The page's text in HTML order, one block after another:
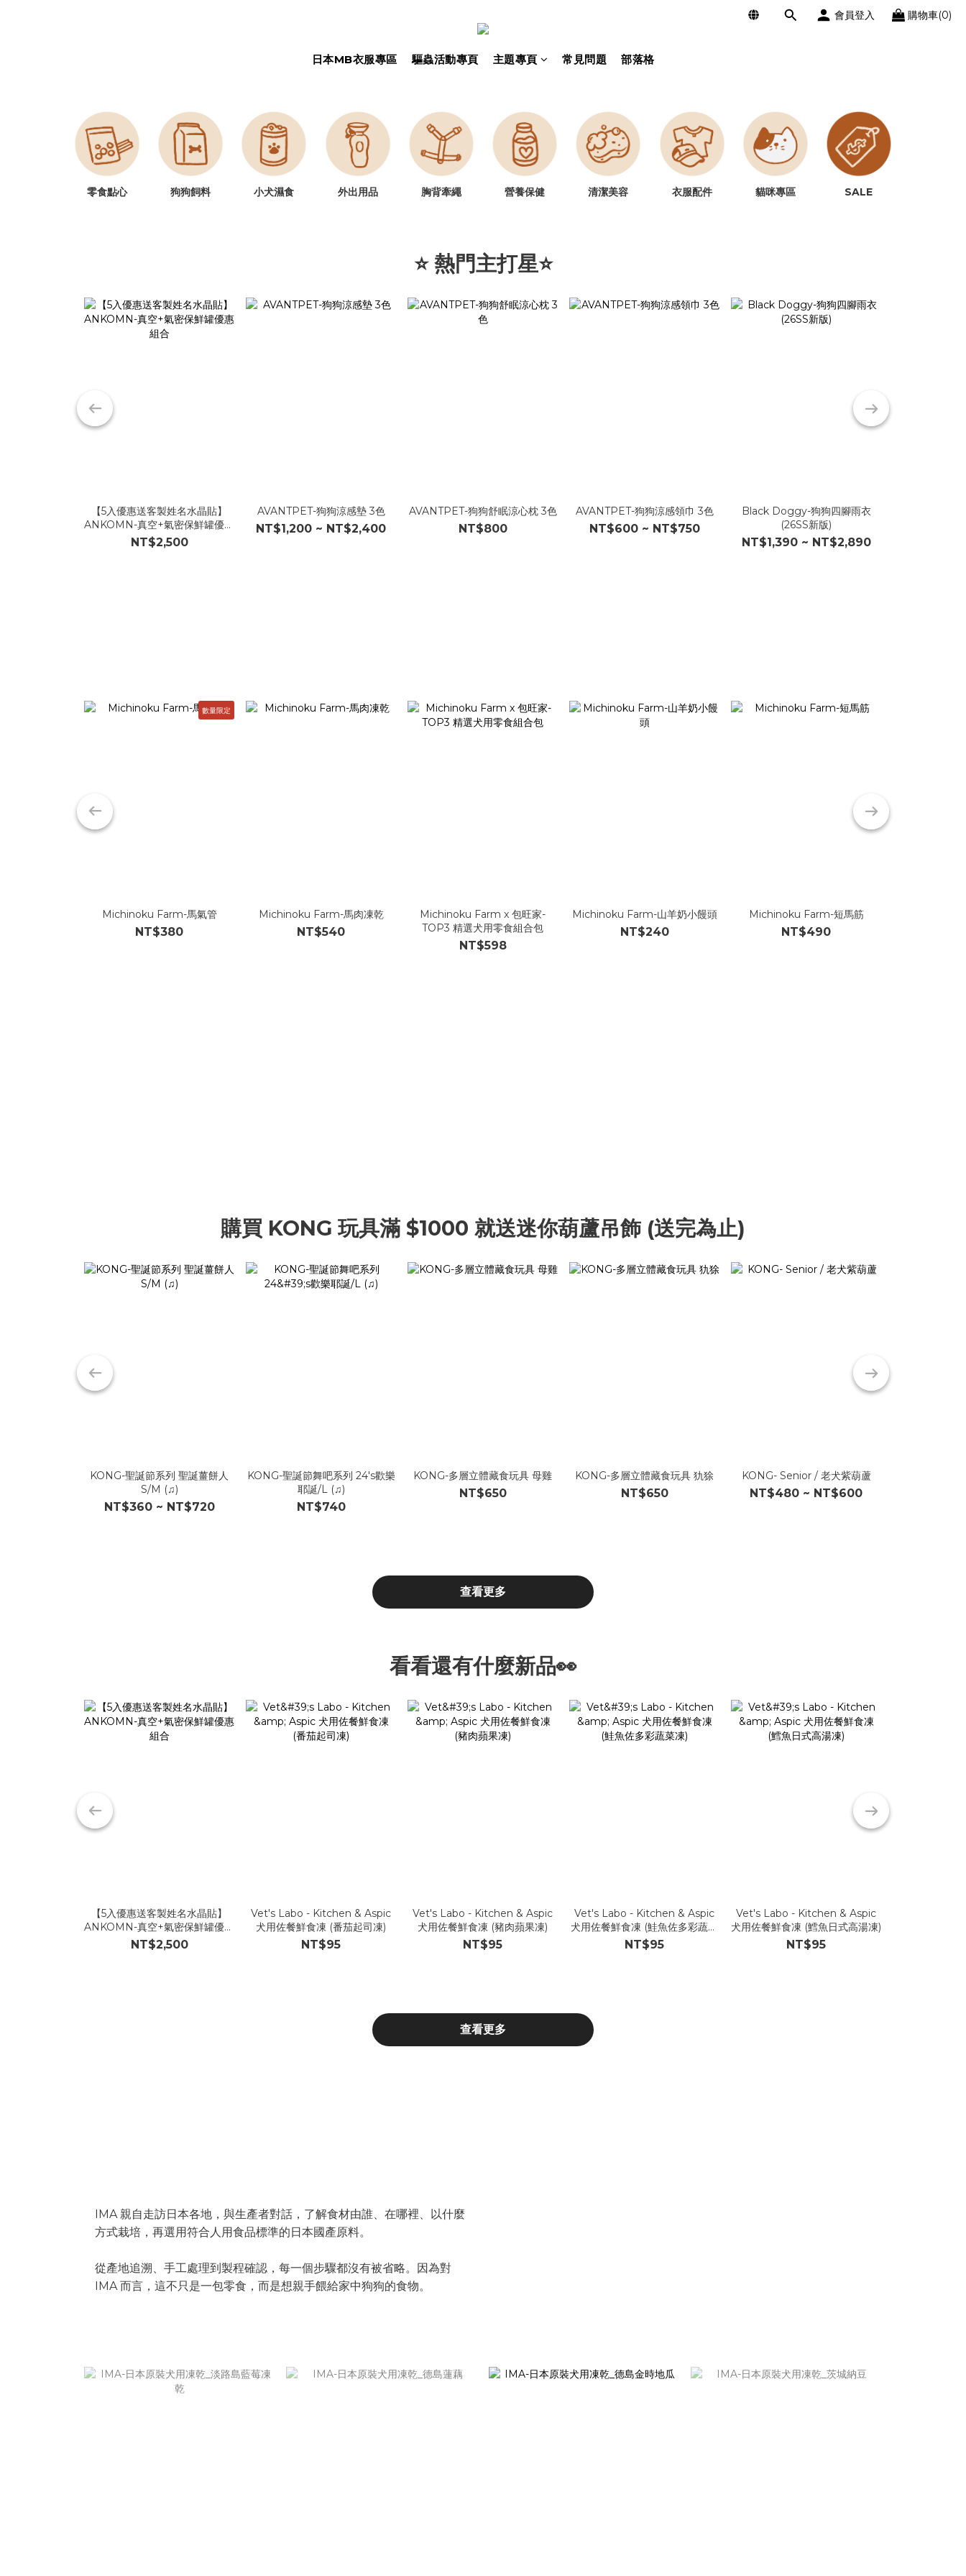
會員登入 購物車(0)
日本MB衣服專區 驅蟲活動專頁 主題專頁 常見問題 部落格
零食點心 狗狗飼料 小犬濕食 外出用品 胸背牽繩 營養保健 清潔美容 衣服配件 貓咪專區 SALE
⭐ 熱門主打星⭐
【5入優惠送客製姓名水晶貼】
ANKOMN-真空+氣密保鮮罐優惠
組合
NT$2,500
AVANTPET-狗狗涼感墊 3色
NT$1,200 ~ NT$2,400
AVANTPET-狗狗舒眠涼心枕 3色
NT$800
AVANTPET-狗狗涼感領巾 3色
NT$600 ~ NT$750
Black Doggy-狗狗四腳雨衣
(26SS新版)
NT$1,390 ~ NT$2,890
數量限定
Michinoku Farm-馬氣管
NT$380
Michinoku Farm-馬肉凍乾
NT$540
Michinoku Farm x 包旺家-
TOP3 精選犬用零食組合包
NT$598
Michinoku Farm-山羊奶小饅頭
NT$240
Michinoku Farm-短馬筋
NT$490
購買 KONG 玩具滿 $1000 就送迷你葫蘆吊飾 (送完為止)
KONG-聖誕節系列 聖誕薑餅人
S/M (♫)
NT$360 ~ NT$720
KONG-聖誕節舞吧系列 24's歡樂
耶誕/L (♫)
NT$740
KONG-多層立體藏食玩具 母雞
NT$650
KONG-多層立體藏食玩具 犰狳
NT$650
KONG- Senior / 老犬紫葫蘆
NT$480 ~ NT$600
查看更多
看看還有什麼新品👀
【5入優惠送客製姓名水晶貼】
ANKOMN-真空+氣密保鮮罐優惠
組合
NT$2,500
Vet's Labo - Kitchen & Aspic
犬用佐餐鮮食凍 (番茄起司凍)
NT$95
Vet's Labo - Kitchen & Aspic
犬用佐餐鮮食凍 (豬肉蘋果凍)
NT$95
Vet's Labo - Kitchen & Aspic
犬用佐餐鮮食凍 (鮭魚佐多彩蔬菜
凍)
NT$95
Vet's Labo - Kitchen & Aspic
犬用佐餐鮮食凍 (鱈魚日式高湯凍)
NT$95
查看更多
IMA 親自走訪日本各地，與生產者對話，了解食材由誰、在哪裡、以什麼
方式栽培，再選用符合人用食品標準的日本國產原料。
從產地追溯、手工處理到製程確認，每一個步驟都沒有被省略。因為對
IMA 而言，這不只是一包零食，而是想親手餵給家中狗狗的食物。